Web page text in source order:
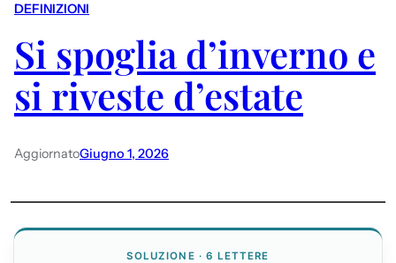
DEFINIZIONI
Si spoglia d’inverno e
si riveste d’estate
AggiornatoGiugno 1, 2026
SOLUZIONE · 6 LETTERE